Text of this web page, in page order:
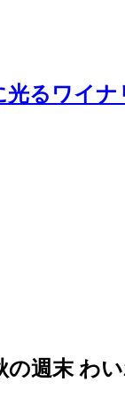
るワイ
の週末 わ